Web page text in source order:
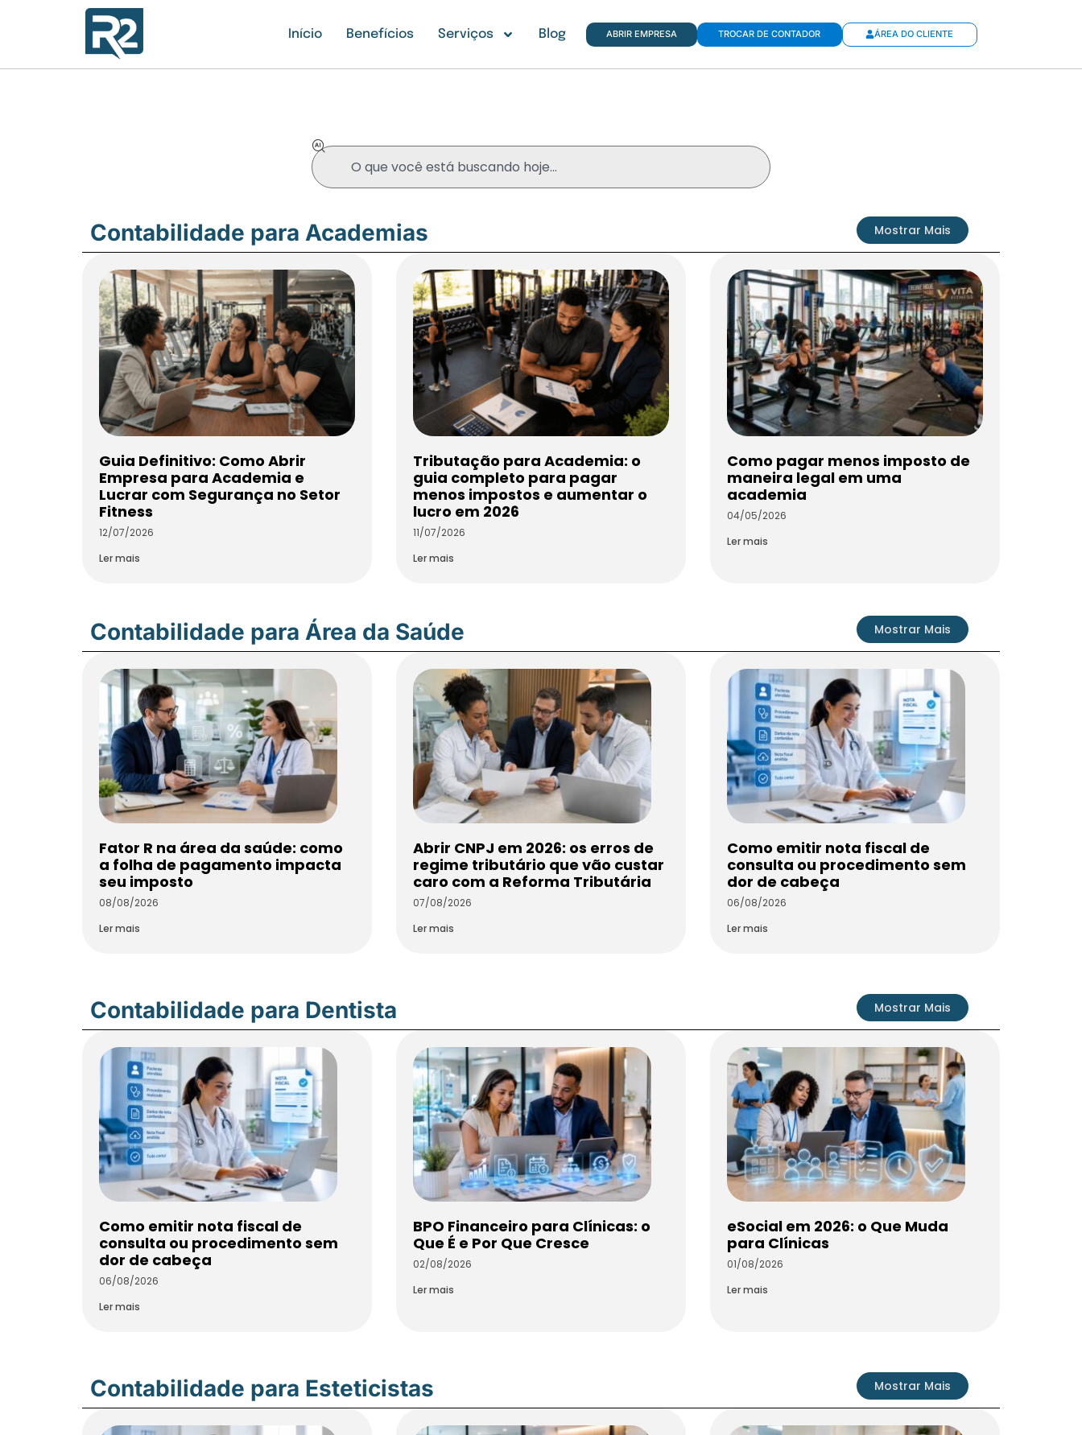
Início Benefícios Serviços Blog ABRIR EMPRESA TROCAR DE CONTADOR ÁREA DO CLIENTE
Contabilidade para Academias Mostrar Mais
Guia Definitivo: Como Abrir
Empresa para Academia e
Lucrar com Segurança no Setor
Fitness
12/07/2026
Ler mais
Tributação para Academia: o
guia completo para pagar
menos impostos e aumentar o
lucro em 2026
11/07/2026
Ler mais
Como pagar menos imposto de
maneira legal em uma
academia
04/05/2026
Ler mais
Contabilidade para Área da Saúde Mostrar Mais
Fator R na área da saúde: como
a folha de pagamento impacta
seu imposto
08/08/2026
Ler mais
Abrir CNPJ em 2026: os erros de
regime tributário que vão custar
caro com a Reforma Tributária
07/08/2026
Ler mais
Como emitir nota fiscal de
consulta ou procedimento sem
dor de cabeça
06/08/2026
Ler mais
Contabilidade para Dentista Mostrar Mais
Como emitir nota fiscal de
consulta ou procedimento sem
dor de cabeça
06/08/2026
Ler mais
BPO Financeiro para Clínicas: o
Que É e Por Que Cresce
02/08/2026
Ler mais
eSocial em 2026: o Que Muda
para Clínicas
01/08/2026
Ler mais
Contabilidade para Esteticistas Mostrar Mais